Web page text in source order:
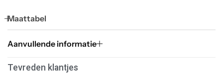
Maattabel
Aanvullende informatie
Tevreden klantjes